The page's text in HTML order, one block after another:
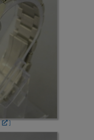
]